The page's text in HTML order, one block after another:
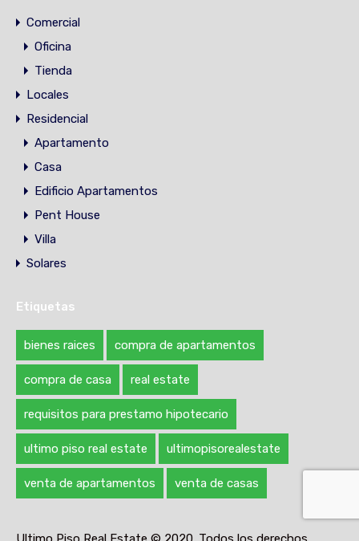
Comercial
Oficina
Tienda
Locales
Residencial
Apartamento
Casa
Edificio Apartamentos
Pent House
Villa
Solares
Etiquetas
bienes raices compra de apartamentos
compra de casa real estate
requisitos para prestamo hipotecario
ultimo piso real estate ultimopisorealestate
venta de apartamentos venta de casas